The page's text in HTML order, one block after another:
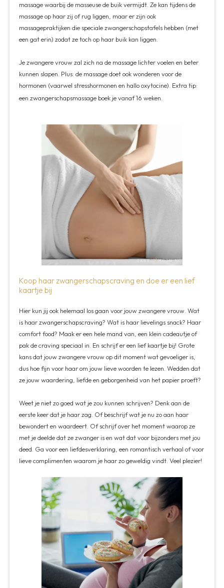
massage waarbij de masseuse de buik vermijdt. Ze kan tijdens de
massage op haar zij of rug liggen, maar er zijn ook
massagepraktijken die speciale zwangerschapstafels hebben (met
een gat erin) zodat ze toch op haar buik kan liggen.
Je zwangere vrouw zal zich na de massage lichter voelen en beter
kunnen slapen. Plus: de massage doet ook wonderen voor de
hormonen (vaarwel stresshormonen en hallo oxytocine). Extra tip:
een zwangerschapsmassage boek je vanaf 16 weken.
Koop haar zwangerschapscraving en doe er een lief
kaartje bij
Hier kun jij ook helemaal los gaan voor jouw zwangere vrouw. Wat
is haar zwangerschapscraving? Wat is haar lievelings snack? Haar
comfort food? Maak er een hele mand van, een klein cadeautje of
pak de craving speciaal in. En schrijf er een lief kaartje bij! Grote
kans dat jouw zwangere vrouw op dit moment wat gevoeliger is,
dus hoe fijn voor haar om jouw lieve woorden te lezen. Wedden dat
ze jouw waardering, liefde en geborgenheid van het papier proeft?
Weet je niet zo goed wat je zou kunnen schrijven? Denk aan de
eerste keer dat je haar zag. Of beschrijf wat je nu zo aan haar
bewondert en waardeert. Of schrijf over het moment waarop ze
met je deelde dat ze zwanger is en wat dat voor bijzonders met jou
deed. Ga voor een liefdesverklaring, een romantisch verhaal of voor
lieve complimenten waarom je haar zo geweldig vindt. Veel plezier!